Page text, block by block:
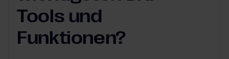
Tools und
Funktionen?